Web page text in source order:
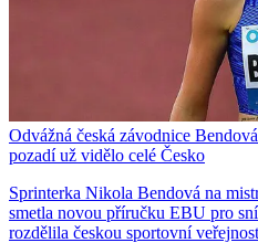
Odvážná česká závodnice
pozadí už vidělo celé Česko
Sprinterka Nikola Bendová na
smetla novou příručku EBU pro
rozdělila českou sportovní